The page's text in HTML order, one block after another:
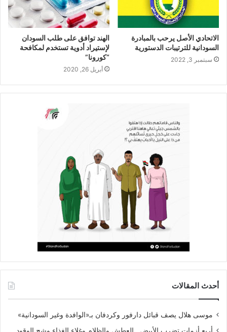
الاتحادي الأصل يرحب بالمبادرة
السودانية للترتيبات الدستورية
سبتمبر 3, 2022
الهند توافق على طلب السودان
لإستيراد أدوية تستخدم لمكافحة
“كورونا”
أبريل 26, 2020
أحدث المقالات
موسى هلال يصف قبائل دارفور وكردفان بـ«الوافدة وغير السودانية»